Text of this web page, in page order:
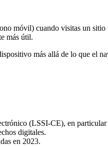
móvil) cuando visitas un
más útil.
más allá de lo que el
(LSSI-CE), en
digitales.
en 2023.